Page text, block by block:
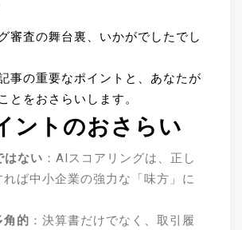
審査の舞台裏、いかがでしたでし
事の重要なポイントと、あなたが
とをおさらいします。
ントのおさらい
はない ：AIスコアリングは、正し
れば中小企業の強力な「味方」に
角的 ：決算書だけでなく、取引履